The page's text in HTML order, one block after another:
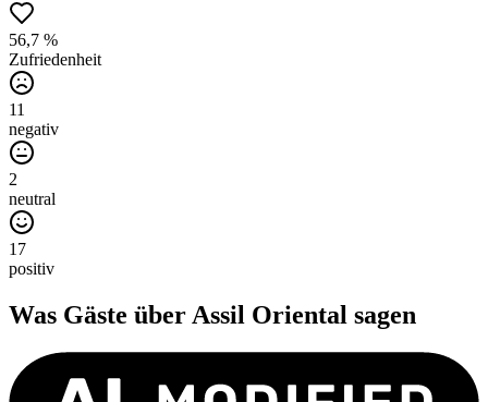
56,7 %
Zufriedenheit
11
negativ
2
neutral
17
positiv
Was Gäste über Assil Oriental sagen